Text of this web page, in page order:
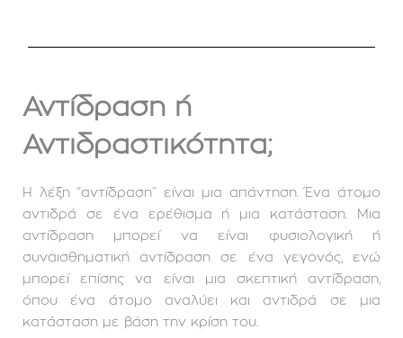
Αντίδραση ή
Αντιδραστικότητα;
Η λέξη “αντίδραση” είναι μια απάντηση. Ένα άτομο
αντιδρά σε ένα ερέθισμα ή μια κατάσταση. Μια
αντίδραση μπορεί να είναι φυσιολογική ή
συναισθηματική αντίδραση σε ένα γεγονός, ενώ
μπορεί επίσης να είναι μια σκεπτική αντίδραση,
όπου ένα άτομο αναλύει και αντιδρά σε μια
κατάσταση με βάση την κρίση του.